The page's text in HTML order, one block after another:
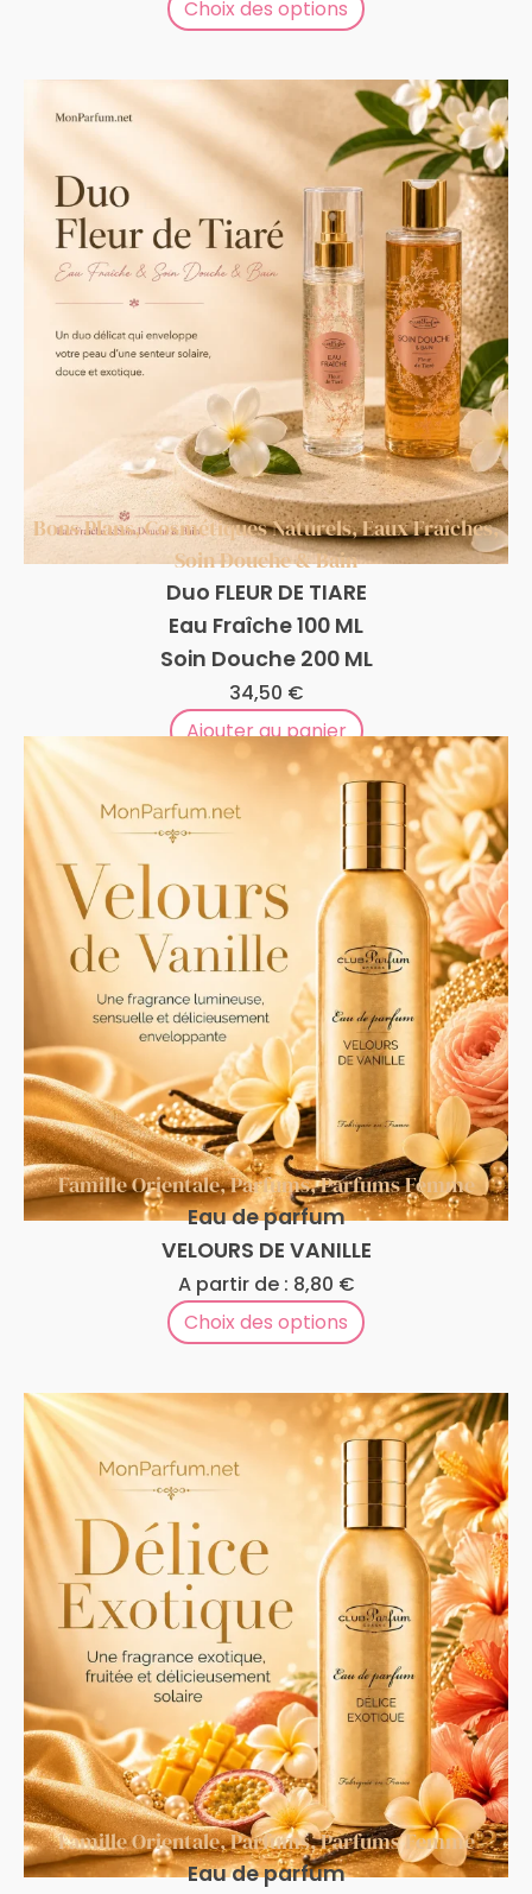
Choix des options
Bons Plans,Cosmétiques Naturels,Eaux Fraîches,
Soin Douche & Bain
Duo FLEUR DE TIARE
Eau Fraîche 100 ML
Soin Douche 200 ML
34,50 €
Ajouter au panier
Famille Orientale,Parfums,Parfums Femme
Eau de parfum
VELOURS DE VANILLE
A partir de : 8,80 €
Choix des options
Famille Orientale,Parfums,Parfums Femme
Eau de parfum